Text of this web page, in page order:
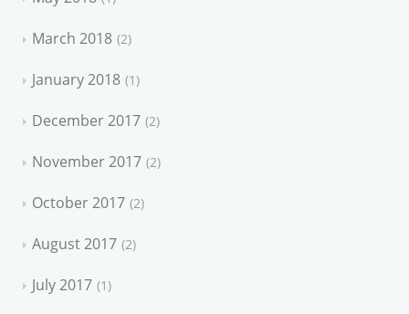
March 2018 2
January 2018 1
December 2017 2
November 2017 2
October 2017 2
August 2017 2
July 2017 1